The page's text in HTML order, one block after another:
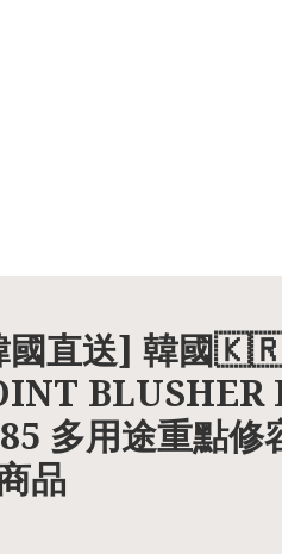
國直送] 韓國
BLUSHER
多用途重點修
品